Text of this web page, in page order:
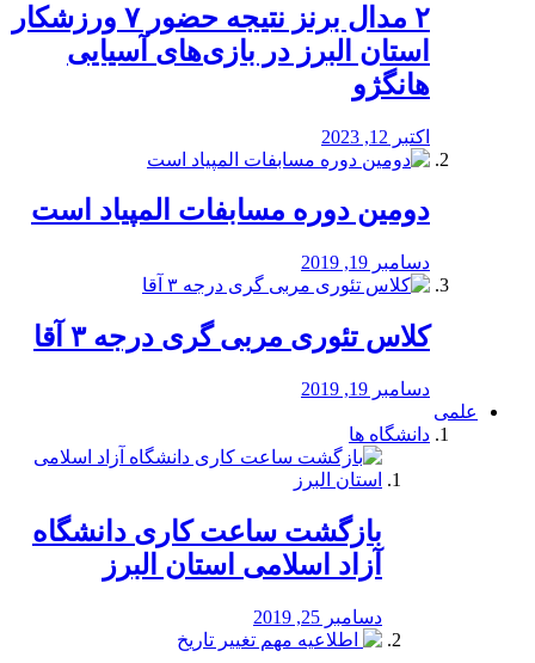
۲ مدال برنز نتیجه حضور ۷ ورزشکار
استان البرز در بازی‌های آسیایی
هانگژو
اکتبر 12, 2023
دومین دوره مسابفات المپیاد است
دسامبر 19, 2019
کلاس تئوری مربی گری درجه ۳ آقا
دسامبر 19, 2019
علمی
دانشگاه ها
بازگشت ساعت کاری دانشگاه
آزاد اسلامی استان البرز
دسامبر 25, 2019